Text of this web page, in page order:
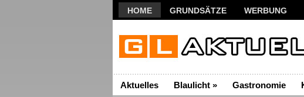
HOME GRUNDSÄTZE WERBUNG
Aktuelles Blaulicht » Gastronomie